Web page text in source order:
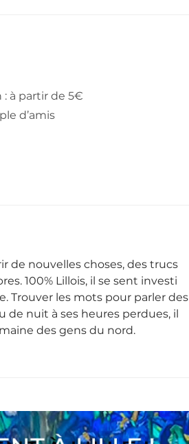
: à partir de 5€
d’amis
de nouvelles choses, des trucs
100% Lillois, il se sent investi
Trouver les mots pour parler des
de nuit à ses heures perdues, il
des gens du nord.